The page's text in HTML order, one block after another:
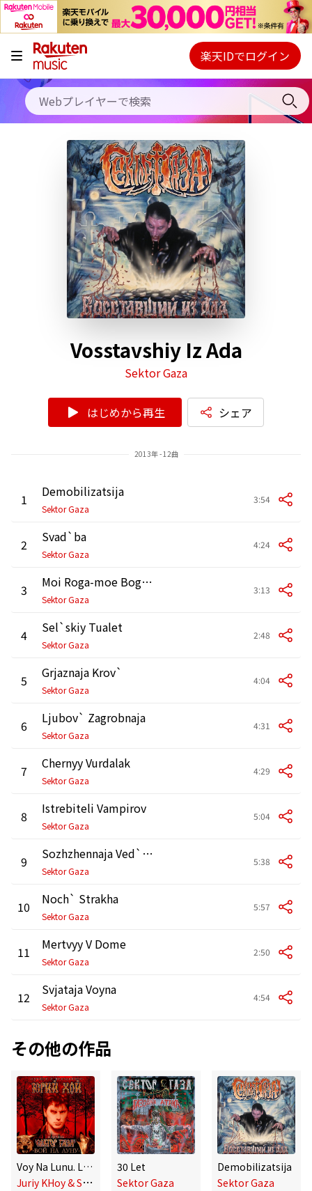
キャンペーン
料金プラン
使い方
初回30日間無料お試し
Webプレイヤー
ご契約内容の確認・変更
楽天IDでログイン
Vosstavshiy Iz Ada
Sektor Gaza
はじめから再生 シェア
2013年 - 12曲
1 Demobilizatsija
Sektor Gaza
3:54
2 Svad`ba
Sektor Gaza
4:24
3 Moi Roga-moe Bogatstvo (Roga)
Sektor Gaza
3:13
4 Sel`skiy Tualet
Sektor Gaza
2:48
5 Grjaznaja Krov`
Sektor Gaza
4:04
6 Ljubov` Zagrobnaja
Sektor Gaza
4:31
7 Chernyy Vurdalak
Sektor Gaza
4:29
8 Istrebiteli Vampirov
Sektor Gaza
5:04
9 Sozhzhennaja Ved`ma (Zhertvam Srednevekovoy Inkvizitsii Posvjascaetsja)
Sektor Gaza
5:38
10 Noch` Strakha
Sektor Gaza
5:57
11 Mertvyy V Dome
Sektor Gaza
2:50
12 Svjataja Voyna
Sektor Gaza
4:54
その他の作品
Voy Na Lunu. Luchshee I Neizdannoe
J
uriy KHoy & Sektor Gaza
30 Let
Sektor Gaza
Demobilizatsija
Sektor Gaza